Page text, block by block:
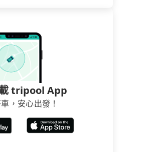
tripool App
，安心出發！